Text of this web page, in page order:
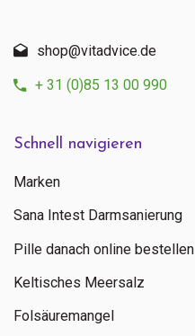
Schnell navigieren
Marken
Sana Intest Darmsanierung
Pille danach online bestellen
Keltisches Meersalz
Folsäuremangel
shop@vitadvice.de
+ 31 (0)85 13 00 990